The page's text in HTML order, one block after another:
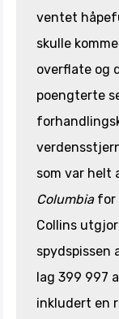
ventet
skulle
overflate og
poengterte
som var helt
Columbiafor
Collins
spydspissen
lag 399 997
inkludert en